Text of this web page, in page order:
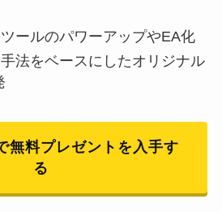
ールのパワーアップやEA化
法をベースにしたオリジナル
無料プレゼントを入手す
る